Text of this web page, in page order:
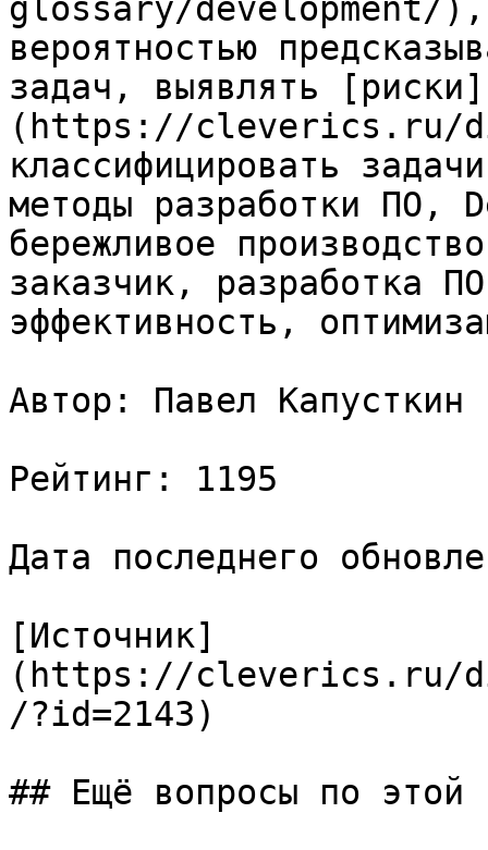
glossary/development/),
вероятностью
задач, выявлять [риски]
(https://cleverics.ru/
классифицировать
методы разработки ПО,
бережливое
заказчик, разработка
эффективность,
Автор: Павел Капусткин
Рейтинг: 1195
Дата последнего
[Источник]
(https://cleverics.ru/
/?id=2143)
## Ещё вопросы по этой